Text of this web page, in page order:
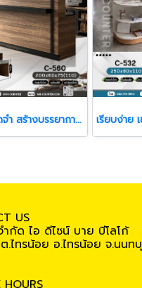
ลุ่มลึก น่าจดจำ สร้างบรรยากาศให้พื้นที่ดูมีตัวตน
US
กัด ไอ ดีไซน์ บาย บีโลโก้
ต.ไทรน้อย อ.ไทรน้อย จ.นนทบุ
HOURS